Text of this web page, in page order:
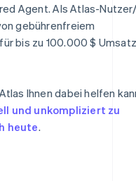
Agent. Als Atlas-
gebührenfreiem
bis zu 100.000 $
Ihnen dabei helfen
und unkompliziert zu
heute.